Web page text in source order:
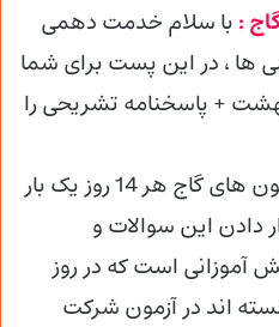
با سلام خدمت دهمی
ها ، در این پست برای شما
گاج 16 اردیبهشت + پاسخنامه تشریحی را
همانطور که اطلاع دارید آزمون های گاج هر 14 روز یک بار
دادن این سوالات و
آموزانی است که در روز
اند در آزمون شرکت